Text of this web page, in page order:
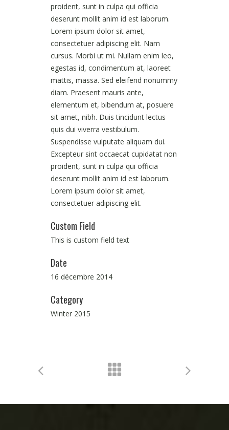
proident, sunt in culpa qui officia
deserunt mollit anim id est laborum.
Lorem ipsum dolor sit amet,
consectetuer adipiscing elit. Nam
cursus. Morbi ut mi. Nullam enim leo,
egestas id, condimentum at, laoreet
mattis, massa. Sed eleifend nonummy
diam. Praesent mauris ante,
elementum et, bibendum at, posuere
sit amet, nibh. Duis tincidunt lectus
quis dui viverra vestibulum.
Suspendisse vulputate aliquam dui.
Excepteur sint occaecat cupidatat non
proident, sunt in culpa qui officia
deserunt mollit anim id est laborum.
Lorem ipsum dolor sit amet,
consectetuer adipiscing elit.
Custom Field
This is custom field text
Date
16 décembre 2014
Category
Winter 2015